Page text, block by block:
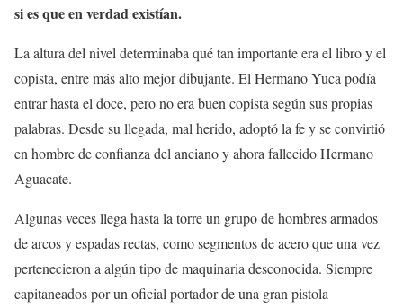
si es que en verdad existían.
La altura del nivel determinaba qué tan importante era el libro y el
copista, entre más alto mejor dibujante. El Hermano Yuca podía
entrar hasta el doce, pero no era buen copista según sus propias
palabras. Desde su llegada, mal herido, adoptó la fe y se convirtió
en hombre de confianza del anciano y ahora fallecido Hermano
Aguacate.
Algunas veces llega hasta la torre un grupo de hombres armados
de arcos y espadas rectas, como segmentos de acero que una vez
pertenecieron a algún tipo de maquinaria desconocida. Siempre
capitaneados por un oficial portador de una gran pistola